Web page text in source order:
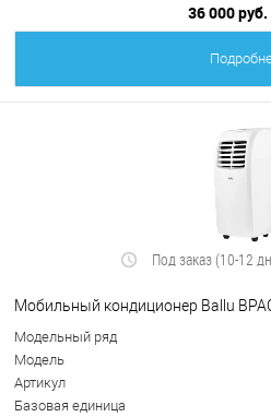
36 000 руб.
Под заказ (10-12
Мобильный кондиционер Ballu
Модельный ряд
Модель
Артикул
Базовая единица